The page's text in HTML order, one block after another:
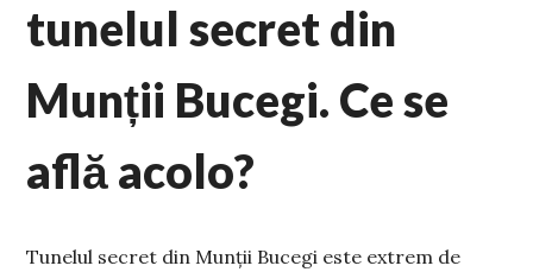
tunelul secret din
Munții Bucegi. Ce se
află acolo?
Tunelul secret din Munții Bucegi este extrem de